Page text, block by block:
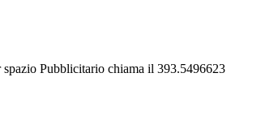
Pubblicitario chiama il 393.5496623